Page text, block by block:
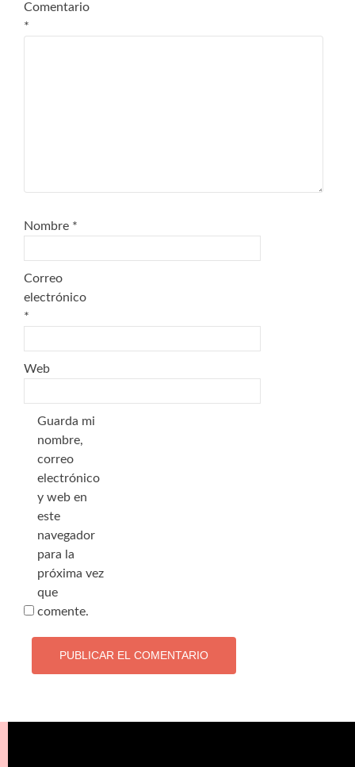
Comentario
*
Nombre *
Correo
electrónico
*
Web
Guarda mi
nombre,
correo
electrónico
y web en
este
navegador
para la
próxima vez
que
comente.